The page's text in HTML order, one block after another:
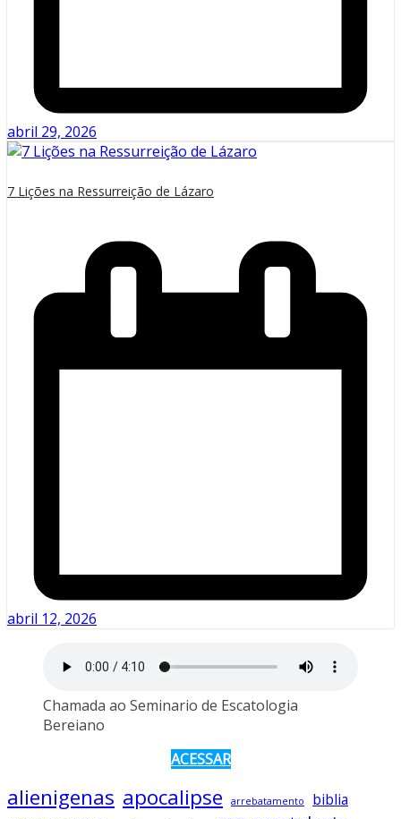
abril 29, 2026
7 Lições na Ressurreição de Lázaro
abril 12, 2026
Chamada ao Seminario de Escatologia
Bereiano
ACESSAR
alienigenas apocalipse arrebatamento
biblia